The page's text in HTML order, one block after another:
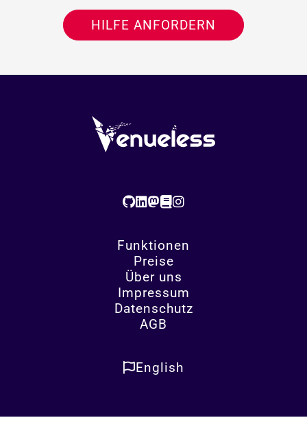
HILFE ANFORDERN
Funktionen
Preise
Über uns
Impressum
Datenschutz
AGB
English